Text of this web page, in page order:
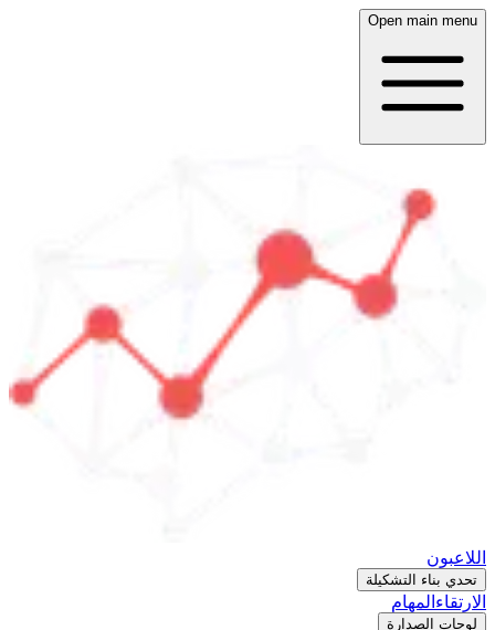
Open main menu
اللاعبون
تحدي بناء التشكيلة
الارتقاء المهام
لوحات الصدارة